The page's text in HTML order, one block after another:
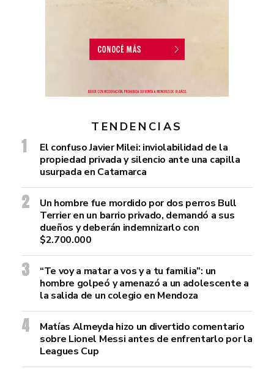
TENDENCIAS
El confuso Javier Milei: inviolabilidad de la
propiedad privada y silencio ante una capilla
usurpada en Catamarca
Un hombre fue mordido por dos perros Bull
Terrier en un barrio privado, demandó a sus
dueños y deberán indemnizarlo con
$2.700.000
“Te voy a matar a vos y a tu familia”: un
hombre golpeó y amenazó a un adolescente a
la salida de un colegio en Mendoza
Matías Almeyda hizo un divertido comentario
sobre Lionel Messi antes de enfrentarlo por la
Leagues Cup